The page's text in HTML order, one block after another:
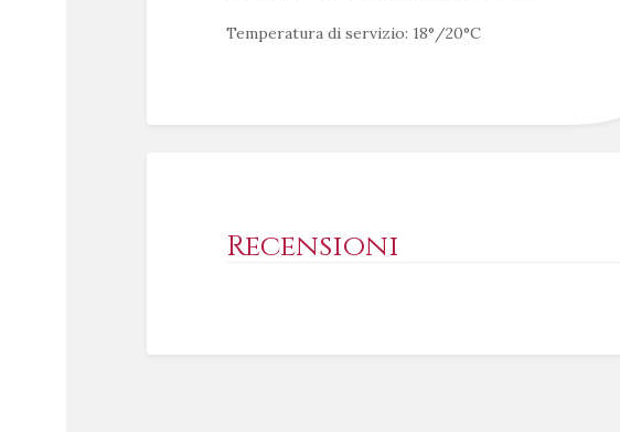
Temperatura di servizio: 18°/20°C
Recensioni